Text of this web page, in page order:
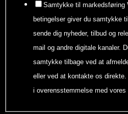
Samtykke til markedsføring
betingelser giver du samtykke
sende dig nyheder, tilbud og
mail og andre digitale kanaler.
samtykke tilbage ved at
eller ved at kontakte os
i overensstemmelse med vores